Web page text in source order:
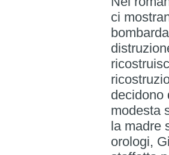
ci
decidono
modesta
la madre
orologi,